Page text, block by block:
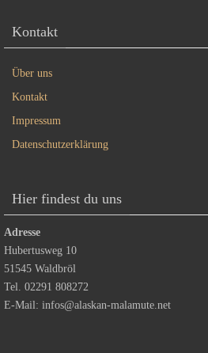
Kontakt
Über uns
Kontakt
Impressum
Datenschutzerklärung
Hier findest du uns
Adresse
Hubertusweg 10
51545 Waldbröl
Tel. 02291 808272
E-Mail: infos@alaskan-malamute.net